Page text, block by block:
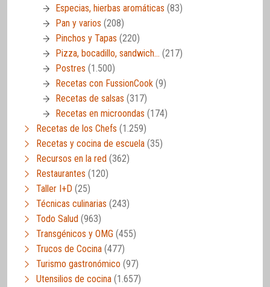
Especias, hierbas aromáticas (83)
Pan y varios (208)
Pinchos y Tapas (220)
Pizza, bocadillo, sandwich… (217)
Postres (1.500)
Recetas con FussionCook (9)
Recetas de salsas (317)
Recetas en microondas (174)
Recetas de los Chefs (1.259)
Recetas y cocina de escuela (35)
Recursos en la red (362)
Restaurantes (120)
Taller I+D (25)
Técnicas culinarias (243)
Todo Salud (963)
Transgénicos y OMG (455)
Trucos de Cocina (477)
Turismo gastronómico (97)
Utensilios de cocina (1.657)